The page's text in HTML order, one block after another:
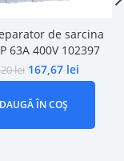
de sarcina
63A 400V 102397
lei 167,67 lei
ÎN COȘ